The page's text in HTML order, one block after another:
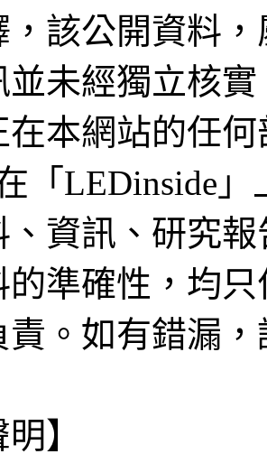
，該公開資料
並未經獨立核
在本網站的任
「LEDinside
、資訊、研究
的準確性，均
責。如有錯漏
】